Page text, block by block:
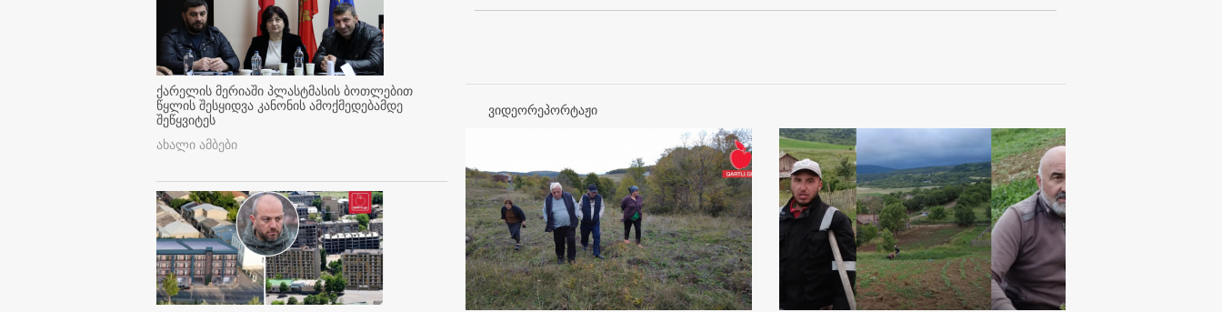
ქარელის მერიაში პლასტმასის ბოთლებით
წყლის შესყიდვა კანონის ამოქმედებამდე
შეწყვიტეს
ახალი ამბები
ვიდეორეპორტაჟი